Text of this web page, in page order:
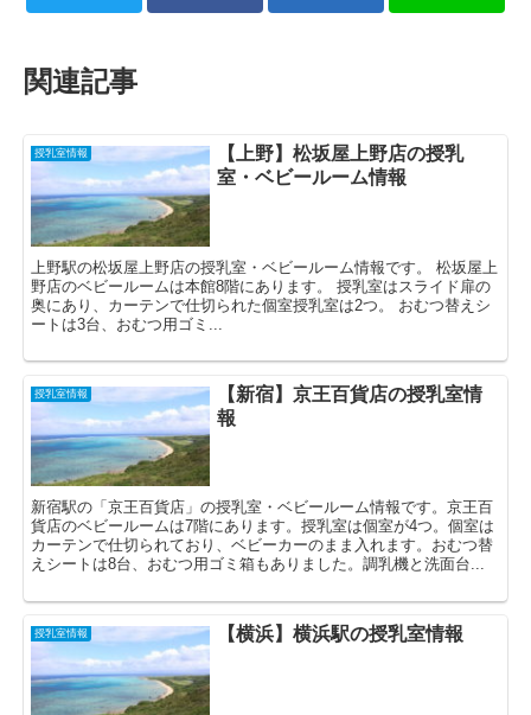
関連記事
授乳室情報
【上野】松坂屋上野店の授乳
室・ベビールーム情報
上野駅の松坂屋上野店の授乳室・ベビールーム情報です。 松坂屋上
野店のベビールームは本館8階にあります。 授乳室はスライド扉の
奥にあり、カーテンで仕切られた個室授乳室は2つ。 おむつ替えシ
ートは3台、おむつ用ゴミ...
授乳室情報
【新宿】京王百貨店の授乳室情
報
新宿駅の「京王百貨店」の授乳室・ベビールーム情報です。京王百
貨店のベビールームは7階にあります。授乳室は個室が4つ。個室は
カーテンで仕切られており、ベビーカーのまま入れます。おむつ替
えシートは8台、おむつ用ゴミ箱もありました。調乳機と洗面台...
授乳室情報 【横浜】横浜駅の授乳室情報